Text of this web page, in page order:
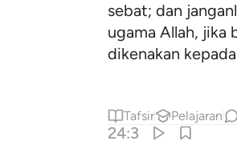
sebat; dan
ugama Allah, jika
dikenakan
Tafsir Pelajaran
24:3